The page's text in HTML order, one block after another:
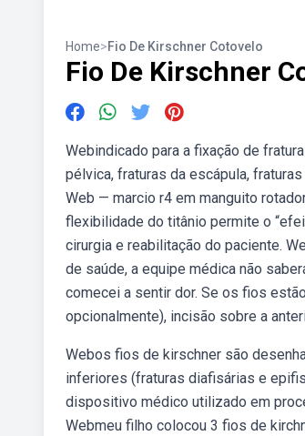
Home>Fio De Kirschner Cotovelo
Fio De Kirschner
Webindicado para a fixação de
pélvica, fraturas da escápula,
Web — marcio r4 em manguito
flexibilidade do titânio permite o
cirurgia e reabilitação do paciente.
de saúde, a equipe médica não
comecei a sentir dor. Se os fios
opcionalmente), incisão sobre a
Webos fios de kirschner são
inferiores (fraturas diafisárias e
dispositivo médico utilizado em
Webmeu filho colocou 3 fios de